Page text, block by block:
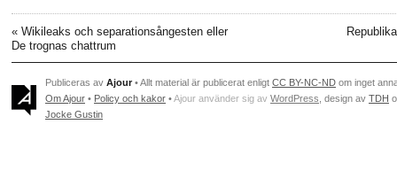
« Wikileaks och separationsångesten eller
De trognas chattrum
Publiceras av Ajour • Allt material är publicerat enligt CC BY-NC-ND om inget
Om Ajour • Policy och kakor •Ajour använder sig av WordPress , design av TDH
Jocke Gustin